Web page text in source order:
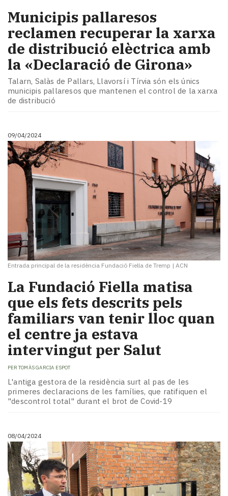
Municipis pallaresos
reclamen recuperar la xarxa
de distribució elèctrica amb
la «Declaració de Girona»
Talarn, Salàs de Pallars, Llavorsí i Tírvia són els únics
municipis pallaresos que mantenen el control de la xarxa
de distribució
09/04/2024
Entrada principal de la residència Fundació Fiella de Tremp | ACN
La Fundació Fiella matisa
que els fets descrits pels
familiars van tenir lloc quan
el centre ja estava
intervingut per Salut
PER TOMÀS GARCIA ESPOT
L'antiga gestora de la residència surt al pas de les
primeres declaracions de les famílies, que ratifiquen el
"descontrol total" durant el brot de Covid-19
08/04/2024